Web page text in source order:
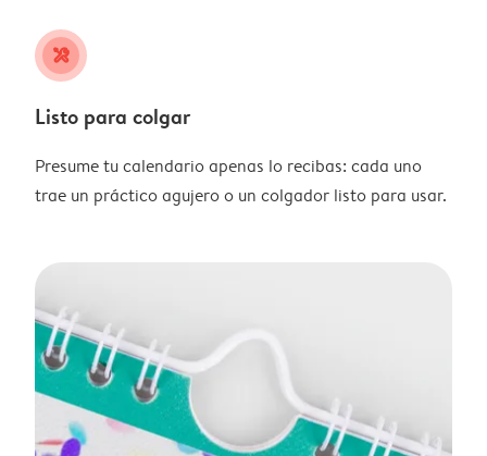
tools
Listo para colgar
Presume tu calendario apenas lo recibas: cada uno
trae un práctico agujero o un colgador listo para usar.